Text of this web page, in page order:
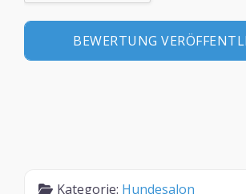
Kategorie: Hundesalon